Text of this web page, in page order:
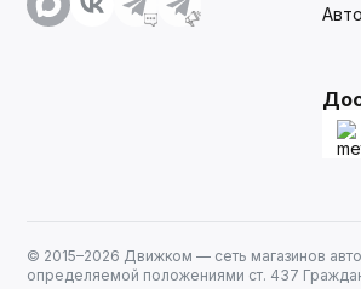
© 2015–2026 Движком — сеть магазинов
определяемой положениями ст. 437